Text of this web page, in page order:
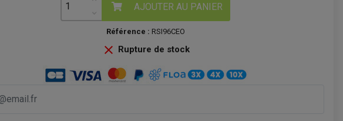
AJOUTER AU PANIER
Référence : RSI96CEO
 Rupture de stock